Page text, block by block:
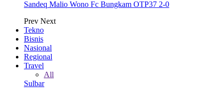
Sandeq Malio Wono Fc Bungkam OTP37 2-0
Prev Next
Tekno
Bisnis
Nasional
Regional
Travel
All
Sulbar